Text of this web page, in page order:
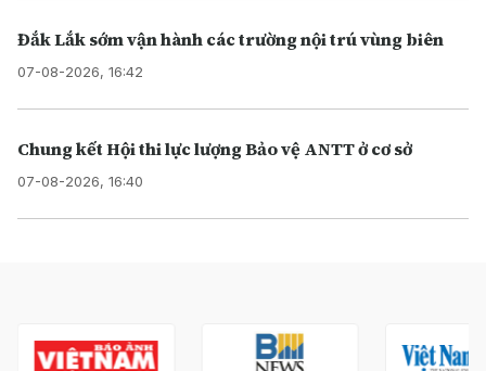
Đắk Lắk sớm vận hành các trường nội trú vùng biên
07-08-2026, 16:42
Chung kết Hội thi lực lượng Bảo vệ ANTT ở cơ sở
07-08-2026, 16:40